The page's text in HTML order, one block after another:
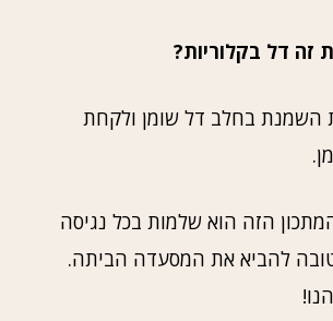
זה דל בקלוריות?
השמנת בחלב דל שומן ולקחת
הזה הוא שלמות בכל נגיסה
טובה להביא את המסעדה הביתה.